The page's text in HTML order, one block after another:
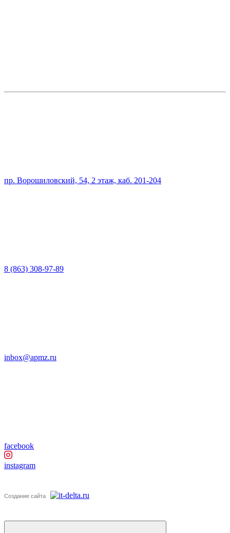
пр. Ворошиловский, 54, 2 этаж, каб. 201-204
8 (863) 308-97-89
inbox@apmz.ru
facebook
instagram
Создание сайта